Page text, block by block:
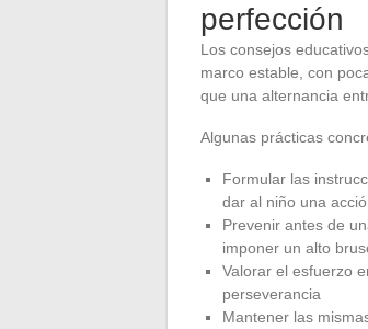
perfección
Los consejos
marco estable, con
que una alternancia
Algunas prácticas
Formular las
dar al niño una
Prevenir antes de
imponer un alto
Valorar el esfuerzo
perseverancia
Mantener las